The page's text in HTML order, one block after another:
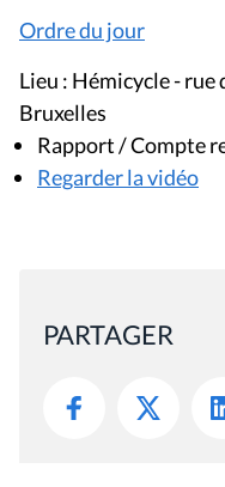
Ordre du jour
Lieu : Hémicycle - rue
Bruxelles
Rapport / Compte
Regarder la vidéo
PARTAGER